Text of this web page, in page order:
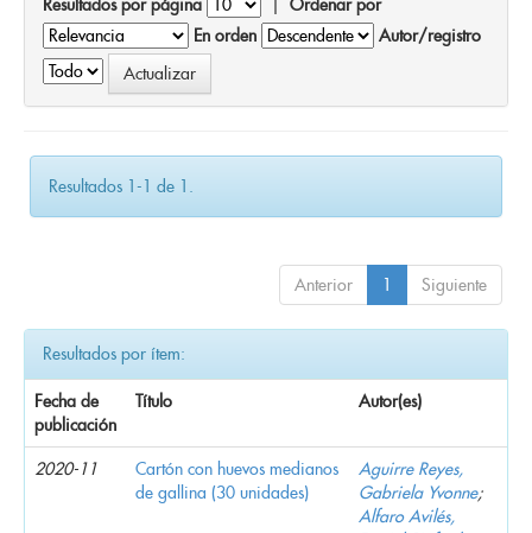
En orden
Autor/registro
Resultados 1-1 de 1.
Anterior 1 Siguiente
Resultados por ítem:
Fecha de
publicación
Título Autor(es)
2020-11
Cartón con huevos medianos
de gallina (30 unidades)
Aguirre Reyes,
Gabriela Yvonne;
Alfaro Avilés,